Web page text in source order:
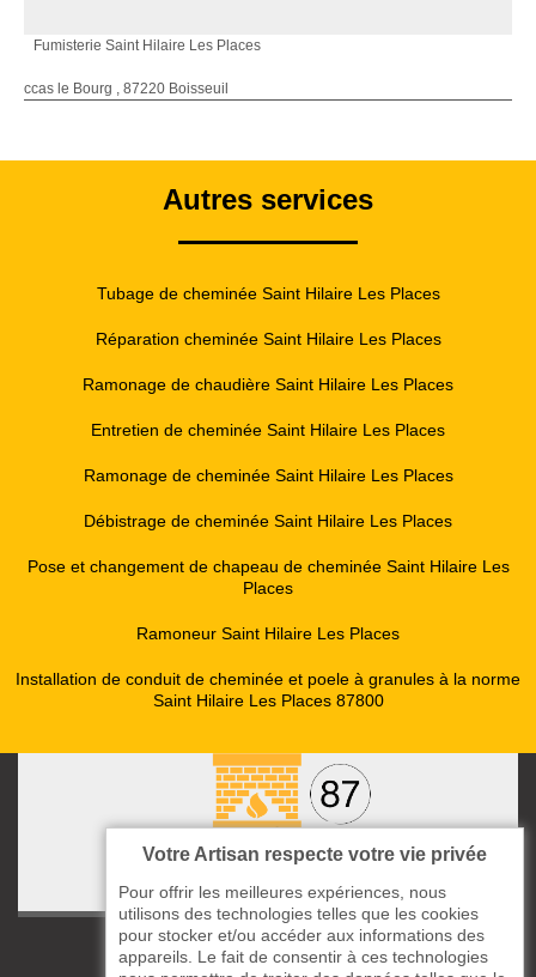
Fumisterie Saint Hilaire Les Places
ccas le Bourg , 87220 Boisseuil
Autres services
Tubage de cheminée Saint Hilaire Les Places
Réparation cheminée Saint Hilaire Les Places
Ramonage de chaudière Saint Hilaire Les Places
Entretien de cheminée Saint Hilaire Les Places
Ramonage de cheminée Saint Hilaire Les Places
Débistrage de cheminée Saint Hilaire Les Places
Pose et changement de chapeau de cheminée Saint Hilaire Les
Places
Ramoneur Saint Hilaire Les Places
Installation de conduit de cheminée et poele à granules à la norme
Saint Hilaire Les Places 87800
ccas le Bourg
87220 Boisseuil
Votre Artisan respecte votre vie privée
Pour offrir les meilleures expériences, nous
utilisons des technologies telles que les cookies
pour stocker et/ou accéder aux informations des
appareils. Le fait de consentir à ces technologies